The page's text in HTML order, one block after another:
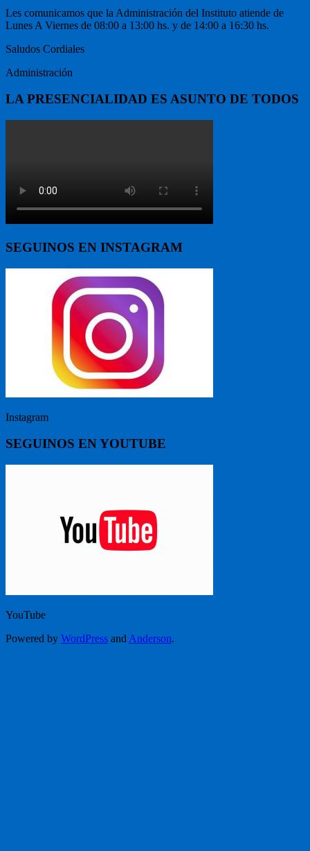
Les comunicamos que la Administración del Instituto atiende de
Lunes A Viernes de 08:00 a 13:00 hs. y de 14:00 a 16:30 hs.
Saludos Cordiales
Administración
LA PRESENCIALIDAD ES ASUNTO DE TODOS
SEGUINOS EN INSTAGRAM
Instagram
SEGUINOS EN YOUTUBE
YouTube
Powered by WordPress and Anderson.